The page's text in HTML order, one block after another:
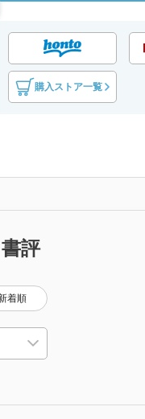
購入ストア一覧
評
着順